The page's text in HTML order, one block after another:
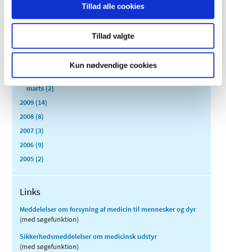
Tillad alle cookies
Tillad valgte
Kun nødvendige cookies
2010 (7)
juni (1)
april (2)
marts (2)
2009 (14)
2008 (8)
2007 (3)
2006 (9)
2005 (2)
Links
Meddelelser om forsyning af medicin til mennesker og dyr
(med søgefunktion)
Sikkerhedsmeddelelser om medicinsk udstyr
(med søgefunktion)